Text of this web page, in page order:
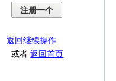
注册一个
返回继续操作
或者返回首页